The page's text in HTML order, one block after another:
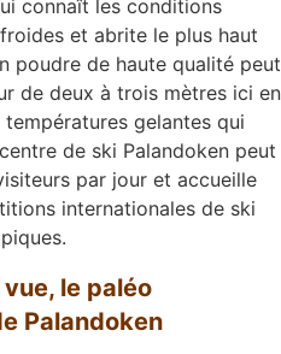
connaît les conditions
et abrite le plus haut
poudre de haute qualité peut
de deux à trois mètres ici en
gelantes qui
de ski Palandoken peut
par jour et accueille
internationales de ski
le paléo
Palandoken